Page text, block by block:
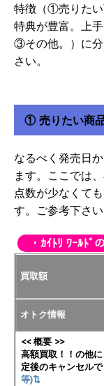
特徴（①売りた
特典が豊富。上
③その他。）に
さい。
① 売りたい商
なるべく発売日
ます。ここでは
点数が少なくて
す。ご参考下さい
・ｶｲﾄﾘ ﾜｰﾙﾄﾞ
買取額
オトク情報
<< 概要 >>
高額買取！！の他
定後のキャンセル
等)⇅